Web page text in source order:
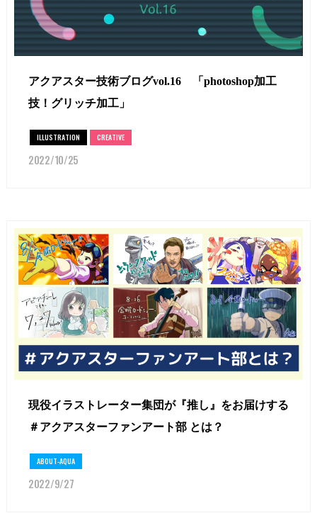
アクアスター技術ブログvol.16 「photoshop加工
技！グリッチ加工」
ILLUSTRATION CREATIVE
2022/10/25
現役イラストレーター集団が『推し』をお届けする
＃アクアスターファンアート部 とは？
ABOUT-AQUA
2022/9/27